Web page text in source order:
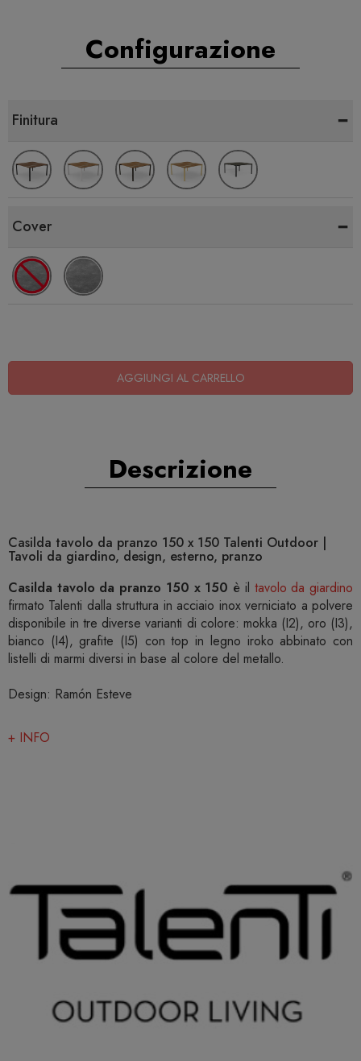
Configurazione
Finitura -
Cover -
AGGIUNGI AL CARRELLO
Descrizione
Casilda tavolo da pranzo 150 x 150 Talenti Outdoor |
Tavoli da giardino, design, esterno, pranzo
Casilda tavolo da pranzo 150 x 150 è il tavolo da giardino
firmato Talenti dalla struttura in acciaio inox verniciato a polvere
disponibile in tre diverse varianti di colore: mokka (I2), oro (I3),
bianco (I4), grafite (I5) con top in legno iroko abbinato con
listelli di marmi diversi in base al colore del metallo.
Design: Ramón Esteve
+ INFO